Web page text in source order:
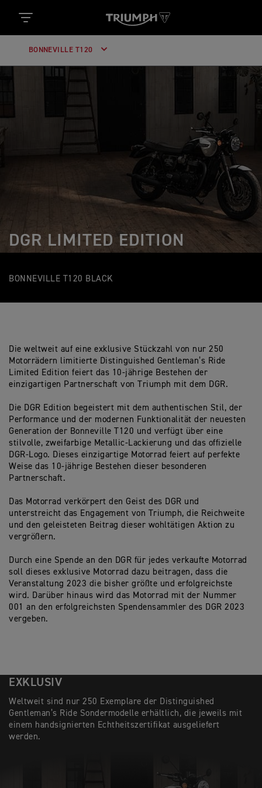
BONNEVILLE T120
DGR LIMITED EDITION
BONNEVILLE T120 BLACK
Die weltweit auf eine exklusive Stückzahl von nur 250
Motorrädern limitierte Distinguished Gentleman’s Ride
Limited Edition feiert das 10-jährige Bestehen der
einzigartigen Partnerschaft von Triumph mit dem DGR.
Die DGR Edition begeistert mit dem authentischen Stil, der
Performance und der modernen Funktionalität der neuesten
Generation der Bonneville T120 und verfügt über eine
stilvolle, zweifarbige Metallic-Lackierung und das offizielle
DGR-Logo. Dieses einzigartige Motorrad feiert auf perfekte
Weise das 10-jährige Bestehen dieser besonderen
Partnerschaft.
Das Motorrad verkörpert den Geist des DGR und
unterstreicht das Engagement von Triumph, die Reichweite
und den geleisteten Beitrag dieser wohltätigen Aktion zu
vergrößern.
Durch eine Spende an den DGR für jedes verkaufte Motorrad
soll dieses exklusive Motorrad dazu beitragen, dass die
Veranstaltung 2023 die bisher größte und erfolgreichste
wird. Darüber hinaus wird das Motorrad mit der Nummer
001 an den erfolgreichsten Spendensammler des DGR 2023
vergeben.
EXKLUSIV
Weltweit sind nur 250 Exemplare der Distinguished
Gentleman’s Ride Sondermodelle erhältlich, die jeweils mit
einem handsignierten Echtheitszertifikat ausgeliefert
werden.